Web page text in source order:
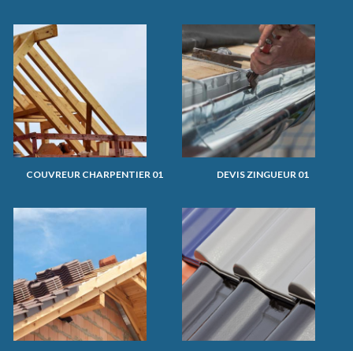
COUVREUR CHARPENTIER 01 DEVIS ZINGUEUR 01